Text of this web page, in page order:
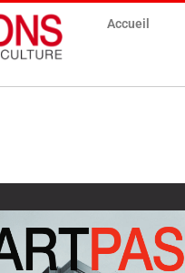
Accueil